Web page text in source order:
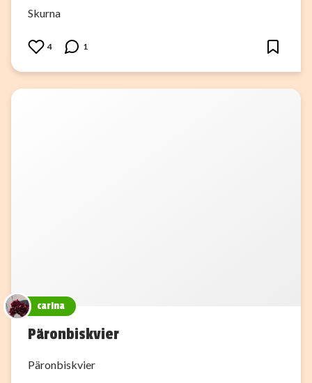
Skurna
4 1
carina
Päronbiskvier
Päronbiskvier